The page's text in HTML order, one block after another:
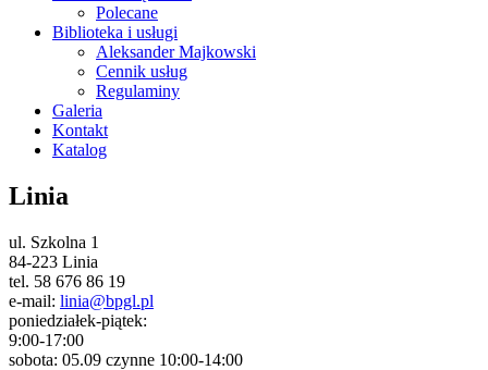
Polecane
Biblioteka i usługi
Aleksander Majkowski
Cennik usług
Regulaminy
Galeria
Kontakt
Katalog
Linia
ul. Szkolna 1
84-223 Linia
tel. 58 676 86 19
e-mail: linia@bpgl.pl
poniedziałek-piątek:
9:00-17:00
sobota: 05.09 czynne 10:00-14:00